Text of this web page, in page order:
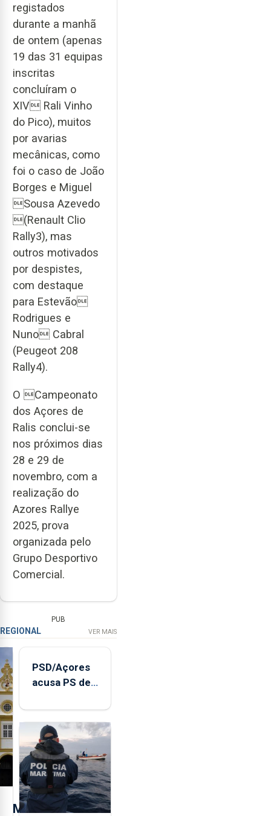
registados
durante a manhã
de ontem (apenas
19 das 31 equipas
inscritas
concluíram o
XIV Rali Vinho
do Pico), muitos
por avarias
mecânicas, como
foi o caso de João
Borges e Miguel
Sousa Azevedo
(Renault Clio
Rally3), mas
outros motivados
por despistes,
com destaque
para Estevão
Rodrigues e
Nuno Cabral
(Peugeot 208
Rally4).
O Campeonato
dos Açores de
Ralis conclui-se
nos próximos dias
28 e 29 de
novembro, com a
realização do
Azores Rallye
2025, prova
organizada pelo
Grupo Desportivo
Comercial.
PUB
REGIONAL VER MAIS
M
PSD/Açores
acusa PS de
contraditória"
sobre
evolução
turística